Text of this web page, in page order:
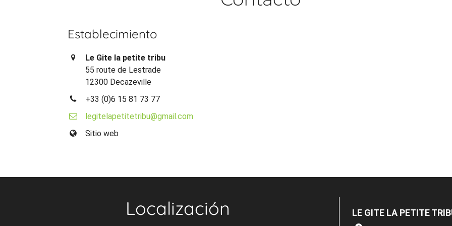
Establecimiento
Le Gite la petite tribu
55 route de Lestrade
12300 Decazeville
+33 (0)6 15 81 73 77
legitelapetitetribu@gmail.com
Sitio web
Localización
LE GITE LA PETITE